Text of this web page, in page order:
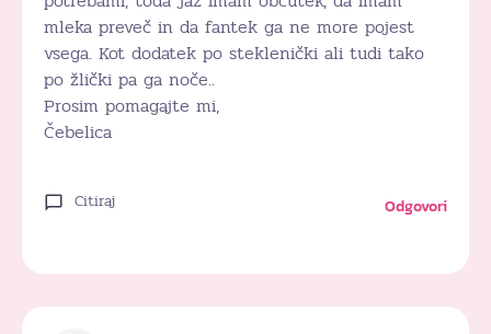
mleka preveč in da fantek ga ne more pojest
vsega. Kot dodatek po steklenički ali tudi tako
po žlički pa ga noče..
Prosim pomagajte mi,
Čebelica
Citiraj Odgovori